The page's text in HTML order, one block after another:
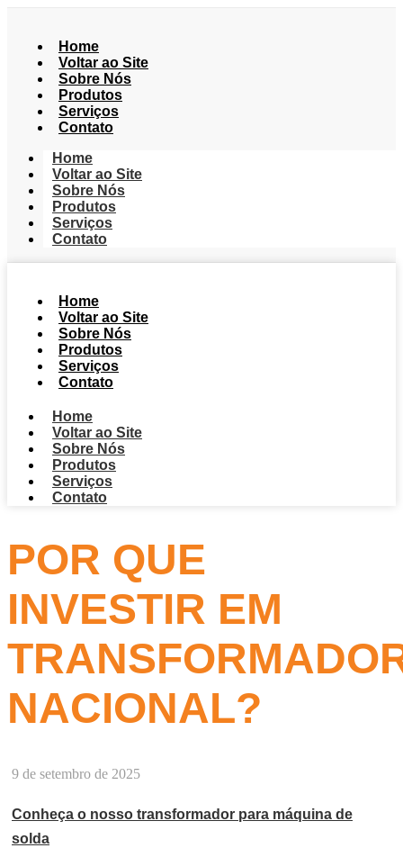
Home
Voltar ao Site
Sobre Nós
Produtos
Serviços
Contato
Home
Voltar ao Site
Sobre Nós
Produtos
Serviços
Contato
Home
Voltar ao Site
Sobre Nós
Produtos
Serviços
Contato
Home
Voltar ao Site
Sobre Nós
Produtos
Serviços
Contato
POR QUE
INVESTIR EM
NACIONAL?
9 de setembro de 2025
Conheça o nosso transformador para máquina de
solda